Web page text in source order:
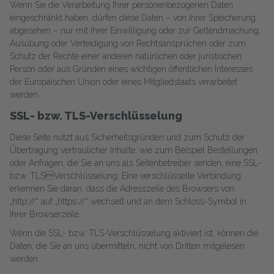
Wenn Sie die Verarbeitung Ihrer personenbezogenen Daten
eingeschränkt haben, dürfen diese Daten – von ihrer Speicherung
abgesehen – nur mit Ihrer Einwilligung oder zur Geltendmachung,
Ausübung oder Verteidigung von Rechtsansprüchen oder zum
Schutz der Rechte einer anderen natürlichen oder juristischen
Person oder aus Gründen eines wichtigen öffentlichen Interesses
der Europäischen Union oder eines Mitgliedstaats verarbeitet
werden.
SSL- bzw. TLS-Verschlüsselung
Diese Seite nutzt aus Sicherheitsgründen und zum Schutz der
Übertragung vertraulicher Inhalte, wie zum Beispiel Bestellungen
oder Anfragen, die Sie an uns als Seitenbetreiber senden, eine SSL-
bzw. TLSVerschlüsselung. Eine verschlüsselte Verbindung
erkennen Sie daran, dass die Adresszeile des Browsers von
„http://“ auf „https://“ wechselt und an dem Schloss-Symbol in
Ihrer Browserzeile.
Wenn die SSL- bzw. TLS-Verschlüsselung aktiviert ist, können die
Daten, die Sie an uns übermitteln, nicht von Dritten mitgelesen
werden.